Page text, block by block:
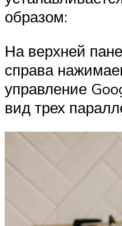
образом:
На верхней
справа
управление
вид трех